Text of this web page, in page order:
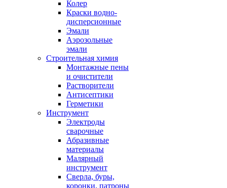
Колер
Краски водно-
дисперсионные
Эмали
Аэрозольные
эмали
Строительная химия
Монтажные пены
и очистители
Растворители
Антисептики
Герметики
Инструмент
Электроды
сварочные
Абразивные
материалы
Малярный
инструмент
Сверла, буры,
коронки. патроны